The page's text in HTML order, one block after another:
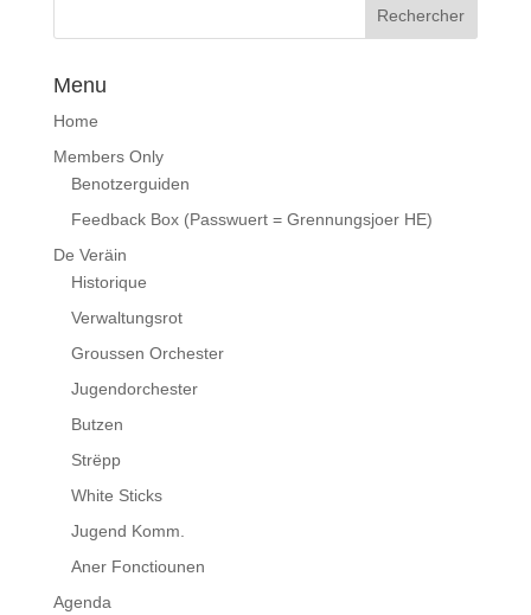
Menu
Home
Members Only
Benotzerguiden
Feedback Box (Passwuert = Grennungsjoer HE)
De Veräin
Historique
Verwaltungsrot
Groussen Orchester
Jugendorchester
Butzen
Strëpp
White Sticks
Jugend Komm.
Aner Fonctiounen
Agenda